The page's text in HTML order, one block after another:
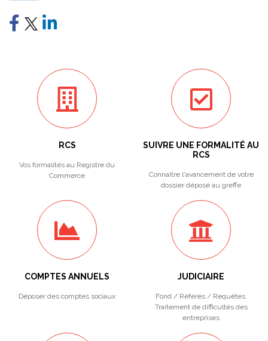
RCS
Vos formalités au Registre du
Commerce
SUIVRE UNE FORMALITÉ AU
RCS
Connaître l'avancement de votre
dossier déposé au greffe
COMPTES ANNUELS
Déposer des comptes sociaux
JUDICIAIRE
Fond / Référés / Requêtes.
Traitement de difficultés des
entreprises